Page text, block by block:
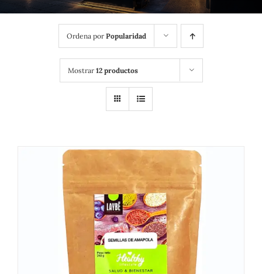
Ordena por Popularidad
Mostrar 12 productos
DETALLES